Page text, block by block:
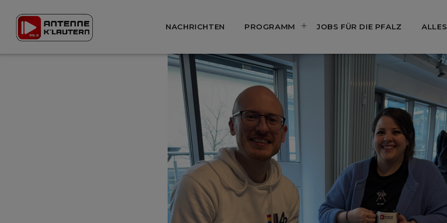
NACHRICHTEN PROGRAMM JOBS FÜR DIE PFALZ